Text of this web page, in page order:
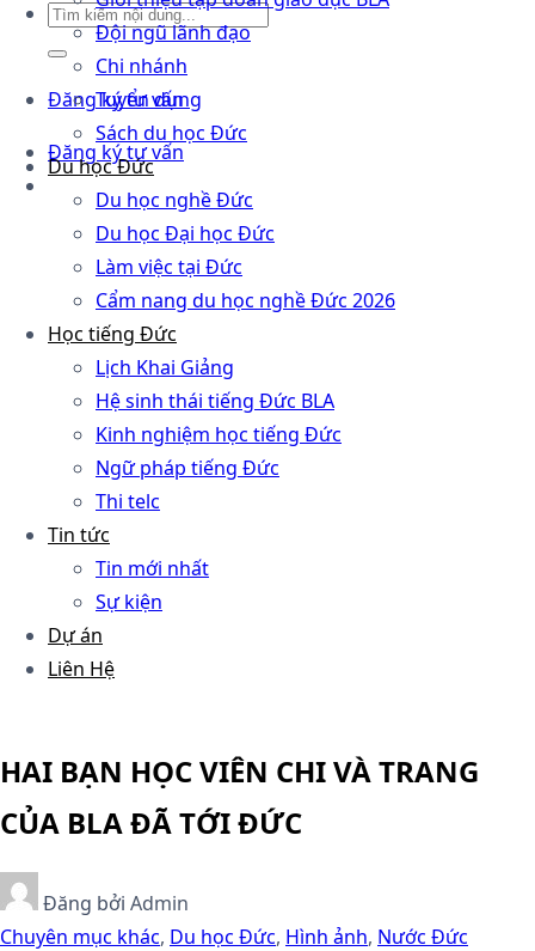
Đăng ký tư vấn
Đăng ký tư vấn
Đội ngũ lãnh đạo
Chi nhánh
Tuyển dụng
Sách du học Đức
Du học Đức
Du học nghề Đức
Du học Đại học Đức
Làm việc tại Đức
Cẩm nang du học nghề Đức 2026
Học tiếng Đức
Lịch Khai Giảng
Hệ sinh thái tiếng Đức BLA
Kinh nghiệm học tiếng Đức
Ngữ pháp tiếng Đức
Thi telc
Tin tức
Tin mới nhất
Sự kiện
Dự án
Liên Hệ
HAI BẠN HỌC VIÊN CHI VÀ TRANG
CỦA BLA ĐÃ TỚI ĐỨC
Đăng bởi Admin
Chuyên mục khác, Du học Đức, Hình ảnh, Nước Đức